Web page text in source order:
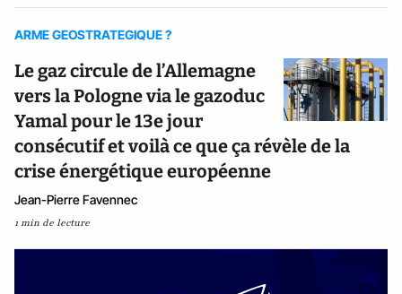
ARME GEOSTRATEGIQUE ?
Le gaz circule de l’Allemagne
vers la Pologne via le gazoduc
Yamal pour le 13e jour
consécutif et voilà ce que ça révèle de la
crise énergétique européenne
Jean-Pierre Favennec
1 min de lecture